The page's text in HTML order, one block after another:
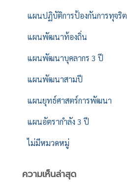
แผนปฏิบัติการป้องกันการทุจริต
แผนพัฒนาท้องถิ่น
แผนพัฒนาบุคลากร 3 ปี
แผนพัฒนาสามปี
แผนยุทธ์ศาสตร์การพัฒนา
แผนอัตรากำลัง 3 ปี
ไม่มีหมวดหมู่
ความเห็นล่าสุด